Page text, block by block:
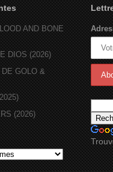
AND BONE
DIOS (2026)
GOLO &
(2026)